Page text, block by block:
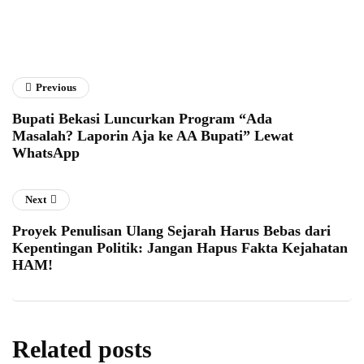
Previous
Bupati Bekasi Luncurkan Program “Ada
Masalah? Laporin Aja ke AA Bupati” Lewat
WhatsApp
Next
Proyek Penulisan Ulang Sejarah Harus Bebas dari
Kepentingan Politik: Jangan Hapus Fakta Kejahatan
HAM!
Related posts